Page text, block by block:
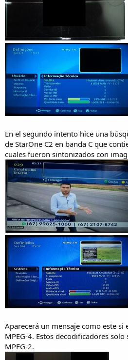
En el segundo intento hice una
de StarOne C2 en banda C que
cuales fueron sintonizados con
Aparecerá un mensaje como este si
MPEG-4. Estos decodificadores
MPEG-2.